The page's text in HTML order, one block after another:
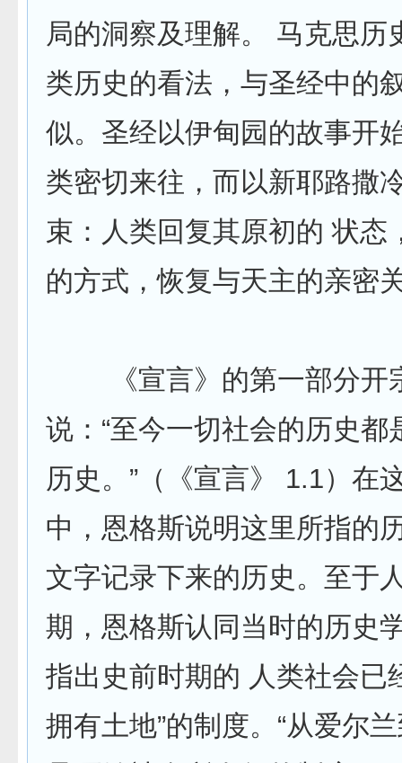
局的洞察及理解。 马克思历
类历史的看法，与圣经中的
似。圣经以伊甸园的故事开
类密切来往，而以新耶路撒
束：人类回复其原初的 状态
的方式，恢复与天主的亲
《宣言》的第一部分开
说：“至今一切社会的历史都
历史。”（《宣言》 1.1）在
中，恩格斯说明这里所指的
文字记录下来的历史。至于
期，恩格斯认同当时的历史
指出史前时期的 人类社会已
拥有土地”的制度。“从爱尔